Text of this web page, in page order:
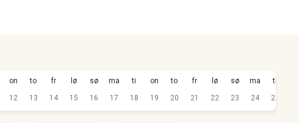
on
12
to
13
fr
14
lø
15
sø
16
ma
17
ti
18
on
19
to
20
fr
21
lø
22
sø
23
ma
24
ti
25